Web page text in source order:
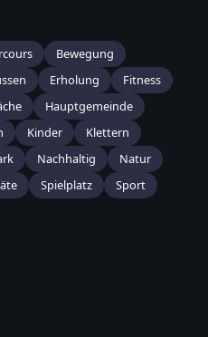
Bewegung
Erholung
Fitness
Hauptgemeinde
Kinder
Klettern
Nachhaltig
Natur
Spielplatz
Sport